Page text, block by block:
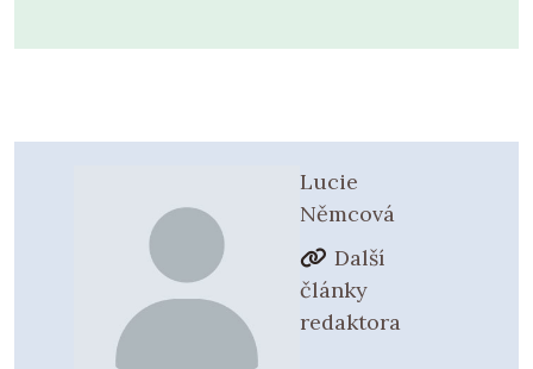
Lucie
Němcová
Další
články
redaktora